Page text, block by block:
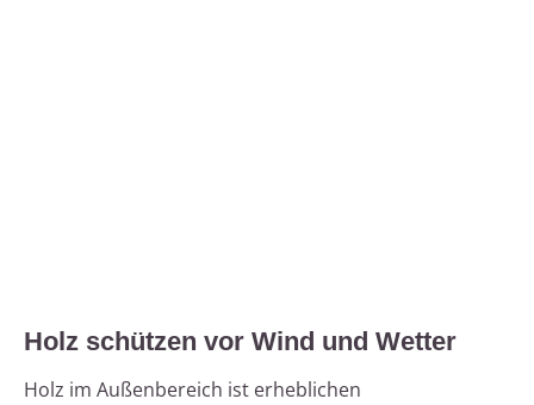
Holz schützen vor Wind und Wetter
Holz im Außenbereich ist erheblichen